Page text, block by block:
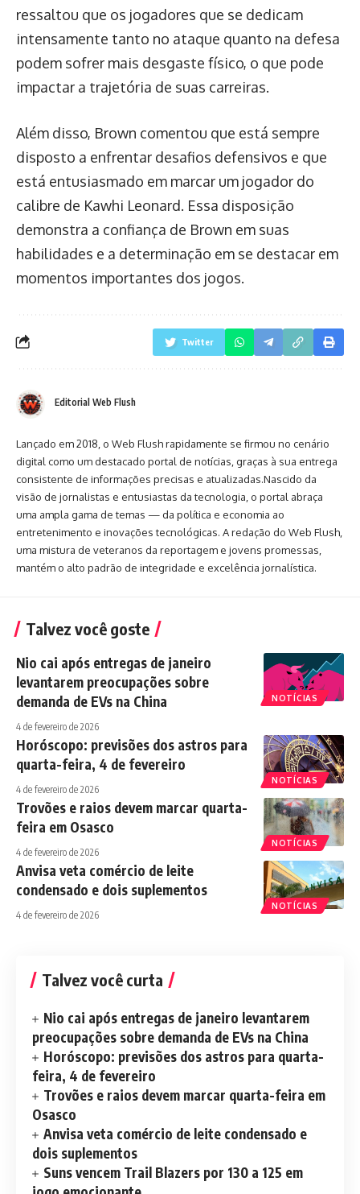
ressaltou que os jogadores que se dedicam
intensamente tanto no ataque quanto na defesa
podem sofrer mais desgaste físico, o que pode
impactar a trajetória de suas carreiras.
Além disso, Brown comentou que está sempre
disposto a enfrentar desafios defensivos e que
está entusiasmado em marcar um jogador do
calibre de Kawhi Leonard. Essa disposição
demonstra a confiança de Brown em suas
habilidades e a determinação em se destacar em
momentos importantes dos jogos.
Twitter
Editorial Web Flush
Lançado em 2018, o Web Flush rapidamente se firmou no cenário
digital como um destacado portal de notícias, graças à sua entrega
consistente de informações precisas e atualizadas.Nascido da
visão de jornalistas e entusiastas da tecnologia, o portal abraça
uma ampla gama de temas — da política e economia ao
entretenimento e inovações tecnológicas. A redação do Web Flush,
uma mistura de veteranos da reportagem e jovens promessas,
mantém o alto padrão de integridade e excelência jornalística.
Talvez você goste
NOTÍCIAS
Nio cai após entregas de janeiro
levantarem preocupações sobre
demanda de EVs na China
4 de fevereiro de 2026
NOTÍCIAS
Horóscopo: previsões dos astros para
quarta-feira, 4 de fevereiro
4 de fevereiro de 2026
NOTÍCIAS
Trovões e raios devem marcar quarta-
feira em Osasco
4 de fevereiro de 2026
NOTÍCIAS
Anvisa veta comércio de leite
condensado e dois suplementos
4 de fevereiro de 2026
Talvez você curta
Nio cai após entregas de janeiro levantarem
preocupações sobre demanda de EVs na China
Horóscopo: previsões dos astros para quarta-
feira, 4 de fevereiro
Trovões e raios devem marcar quarta-feira em
Osasco
Anvisa veta comércio de leite condensado e
dois suplementos
Suns vencem Trail Blazers por 130 a 125 em